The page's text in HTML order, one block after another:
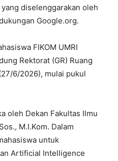
diselenggarakan oleh
Google.org.
FIKOM UMRI
Rektorat (GR) Ruang
6/2026), mulai pukul
oleh Dekan Fakultas Ilmu
M.I.Kom. Dalam
untuk
Artificial Intelligence